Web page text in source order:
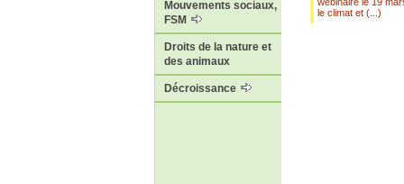
Mouvements sociaux,
FSM
Droits de la nature et
des animaux
Décroissance
le climat et (...)